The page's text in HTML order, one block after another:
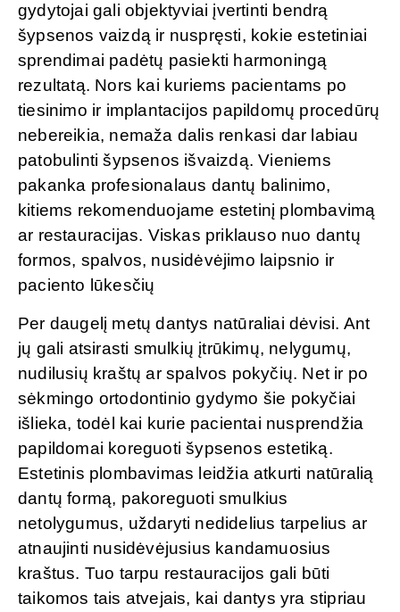
gydytojai gali objektyviai įvertinti bendrą
šypsenos vaizdą ir nuspręsti, kokie estetiniai
sprendimai padėtų pasiekti harmoningą
rezultatą. Nors kai kuriems pacientams po
tiesinimo ir implantacijos papildomų procedūrų
nebereikia, nemaža dalis renkasi dar labiau
patobulinti šypsenos išvaizdą. Vieniems
pakanka profesionalaus dantų balinimo,
kitiems rekomenduojame estetinį plombavimą
ar restauracijas. Viskas priklauso nuo dantų
formos, spalvos, nusidėvėjimo laipsnio ir
paciento lūkesčių
Per daugelį metų dantys natūraliai dėvisi. Ant
jų gali atsirasti smulkių įtrūkimų, nelygumų,
nudilusių kraštų ar spalvos pokyčių. Net ir po
sėkmingo ortodontinio gydymo šie pokyčiai
išlieka, todėl kai kurie pacientai nusprendžia
papildomai koreguoti šypsenos estetiką.
Estetinis plombavimas leidžia atkurti natūralią
dantų formą, pakoreguoti smulkius
netolygumus, uždaryti nedidelius tarpelius ar
atnaujinti nusidėvėjusius kandamuosius
kraštus. Tuo tarpu restauracijos gali būti
taikomos tais atvejais, kai dantys yra stipriau